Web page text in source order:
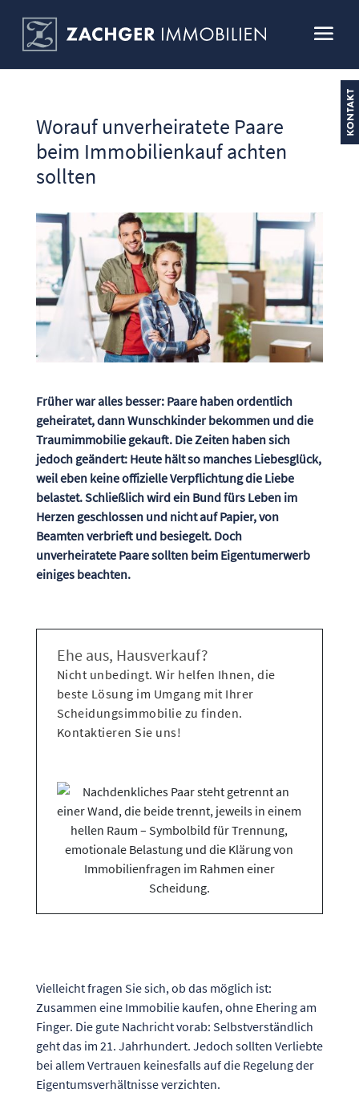
Worauf unverheiratete Paare
beim Immobilienkauf achten
sollten
Früher war alles besser: Paare haben ordentlich
geheiratet, dann Wunschkinder bekommen und die
Traumimmobilie gekauft. Die Zeiten haben sich
jedoch geändert: Heute hält so manches Liebesglück,
weil eben keine offizielle Verpflichtung die Liebe
belastet. Schließlich wird ein Bund fürs Leben im
Herzen geschlossen und nicht auf Papier, von
Beamten verbrieft und besiegelt. Doch
unverheiratete Paare sollten beim Eigentumerwerb
einiges beachten.
Ehe aus, Hausverkauf?
Nicht unbedingt. Wir helfen Ihnen, die
beste Lösung im Umgang mit Ihrer
Scheidungsimmobilie zu finden.
Kontaktieren Sie uns!
Vielleicht fragen Sie sich, ob das möglich ist:
Zusammen eine Immobilie kaufen, ohne Ehering am
Finger. Die gute Nachricht vorab: Selbstverständlich
geht das im 21. Jahrhundert. Jedoch sollten Verliebte
bei allem Vertrauen keinesfalls auf die Regelung der
Eigentumsverhältnisse verzichten.